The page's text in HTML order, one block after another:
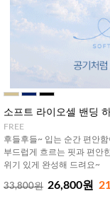
소프트 라이오셀 밴딩
FREE
후들후들~ 입는 순간 편안
부드럽게 흐르는 핏과 편안
위기 있게 완성해 드려요~
33,800원 26,800원